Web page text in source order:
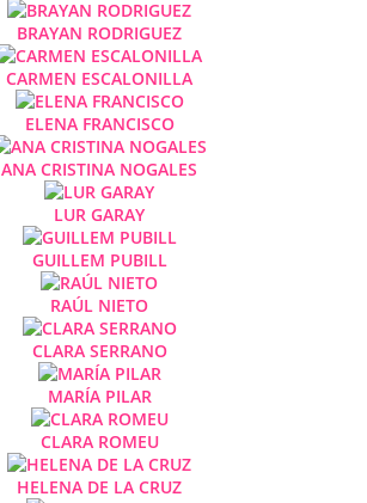
BRAYAN RODRIGUEZ
CARMEN ESCALONILLA
ELENA FRANCISCO
ANA CRISTINA NOGALES
LUR GARAY
GUILLEM PUBILL
RAÚL NIETO
CLARA SERRANO
MARÍA PILAR
CLARA ROMEU
HELENA DE LA CRUZ